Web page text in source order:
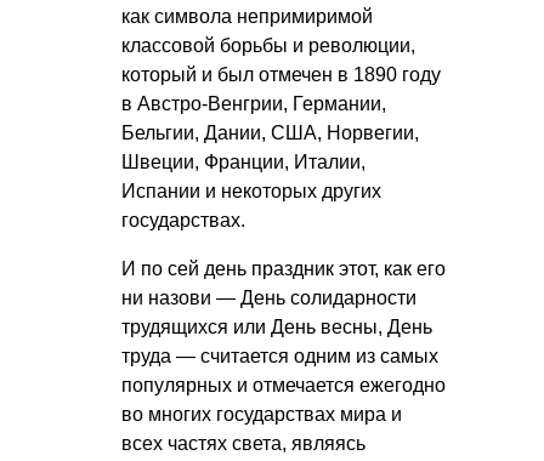
как символа непримиримой
классовой борьбы и революции,
который и был отмечен в 1890 году
в Австро-Венгрии, Германии,
Бельгии, Дании, США, Норвегии,
Швеции, Франции, Италии,
Испании и некоторых других
государствах.
И по сей день праздник этот, как его
ни назови — День солидарности
трудящихся или День весны, День
труда — считается одним из самых
популярных и отмечается ежегодно
во многих государствах мира и
всех частях света, являясь